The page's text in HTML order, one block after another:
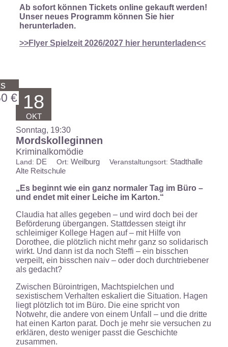
Ab sofort können Tickets online gekauft werden!
Unser neues Programm können Sie hier
herunterladen.
>>Flyer Spielzeit 2026/2027 hier herunterladen<<
18
OKT
Sonntag, 19:30
Mordskolleginnen
Kriminalkomödie
Land: DE Ort: Weilburg Veranstaltungsort: Stadthalle
Alte Reitschule
„Es beginnt wie ein ganz normaler Tag im Büro –
und endet mit einer Leiche im Karton.“
Claudia hat alles gegeben – und wird doch bei der
Beförderung übergangen. Stattdessen steigt ihr
schleimiger Kollege Hagen auf – mit Hilfe von
Dorothee, die plötzlich nicht mehr ganz so solidarisch
wirkt. Und dann ist da noch Steffi – ein bisschen
verpeilt, ein bisschen naiv – oder doch durchtriebener
als gedacht?
Zwischen Bürointrigen, Machtspielchen und
sexistischem Verhalten eskaliert die Situation. Hagen
liegt plötzlich tot im Büro. Die eine spricht von
Notwehr, die andere von einem Unfall – und die dritte
hat einen Karton parat. Doch je mehr sie versuchen zu
erklären, desto weniger passt die Geschichte
zusammen.
€